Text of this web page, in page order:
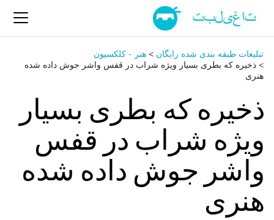
تبلیغات طبقه بندی شده رایگان > هنر - کلکسیون
> ذخیره که بطری بسیار ویژه شراب در قفس واشر جوش داده شده
هنری
ذخیره که بطری بسیار
ویژه شراب در قفس
واشر جوش داده شده
هنری